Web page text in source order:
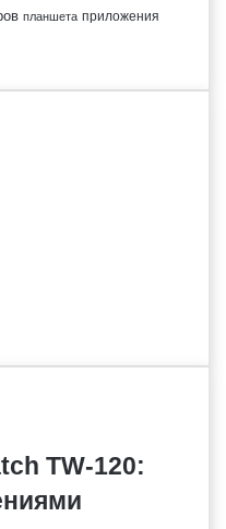
планшета приложения
TW-120: